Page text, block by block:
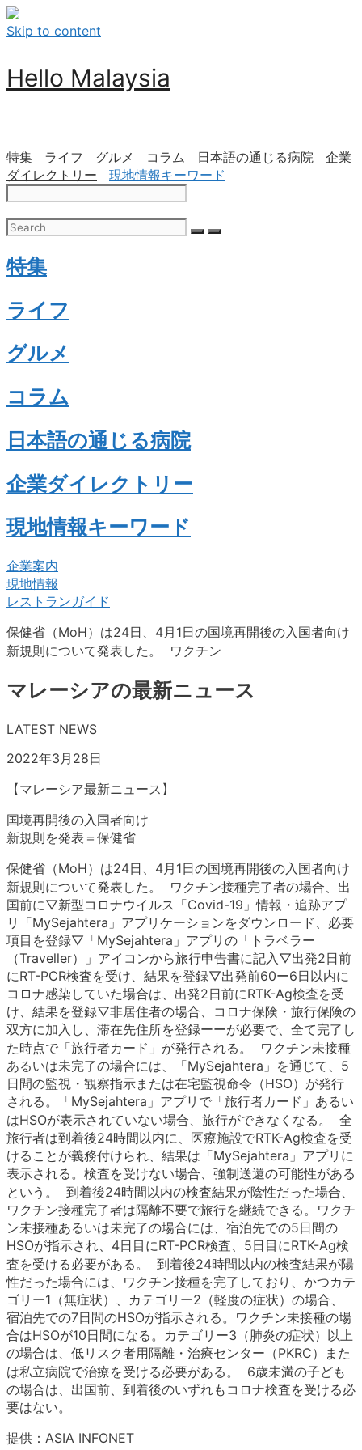
Skip to content
Hello Malaysia
特集 ライフ グルメ コラム 日本語の通じる病院
企業
ダイレクトリー
現地情報キーワード
特集
ライフ
グルメ
コラム
日本語の通じる病院
企業ダイレクトリー
現地情報キーワード
企業案内
現地情報
レストランガイド
保健省（MoH）は24日、4月1日の国境再開後の入国者向け
新規則について発表した。 ワクチン
マレーシアの最新ニュース
LATEST NEWS
2022年3月28日
【マレーシア最新ニュース】
国境再開後の入国者向け
新規則を発表＝保健省
保健省（MoH）は24日、4月1日の国境再開後の入国者向け
新規則について発表した。 ワクチン接種完了者の場合、出
国前に▽新型コロナウイルス「Covid-19」情報・追跡アプ
リ「MySejahtera」アプリケーションをダウンロード、必要
項目を登録▽「MySejahtera」アプリの「トラベラー
（Traveller）」アイコンから旅行申告書に記入▽出発2日前
にRT-PCR検査を受け、結果を登録▽出発前60ー6日以内に
コロナ感染していた場合は、出発2日前にRTK-Ag検査を受
け、結果を登録▽非居住者の場合、コロナ保険・旅行保険の
双方に加入し、滞在先住所を登録ーーが必要で、全て完了し
た時点で「旅行者カード」が発行される。 ワクチン未接種
あるいは未完了の場合には、「MySejahtera」を通じて、5
日間の監視・観察指示または在宅監視命令（HSO）が発行
される。「MySejahtera」アプリで「旅行者カード」あるい
はHSOが表示されていない場合、旅行ができなくなる。 全
旅行者は到着後24時間以内に、医療施設でRTK-Ag検査を受
けることが義務付けられ、結果は「MySejahtera」アプリに
表示される。検査を受けない場合、強制送還の可能性がある
という。 到着後24時間以内の検査結果が陰性だった場合、
ワクチン接種完了者は隔離不要で旅行を継続できる。ワクチ
ン未接種あるいは未完了の場合には、宿泊先での5日間の
HSOが指示され、4日目にRT-PCR検査、5日目にRTK-Ag検
査を受ける必要がある。 到着後24時間以内の検査結果が陽
性だった場合には、ワクチン接種を完了しており、かつカテ
ゴリー1（無症状）、カテゴリー2（軽度の症状）の場合、
宿泊先での7日間のHSOが指示される。ワクチン未接種の場
合はHSOが10日間になる。カテゴリー3（肺炎の症状）以上
の場合は、低リスク者用隔離・治療センター（PKRC）また
は私立病院で治療を受ける必要がある。 6歳未満の子ども
の場合は、出国前、到着後のいずれもコロナ検査を受ける必
要はない。
提供：ASIA INFONET